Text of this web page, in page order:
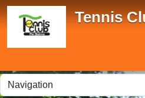
Tennis
Panneau de gestion des cookies